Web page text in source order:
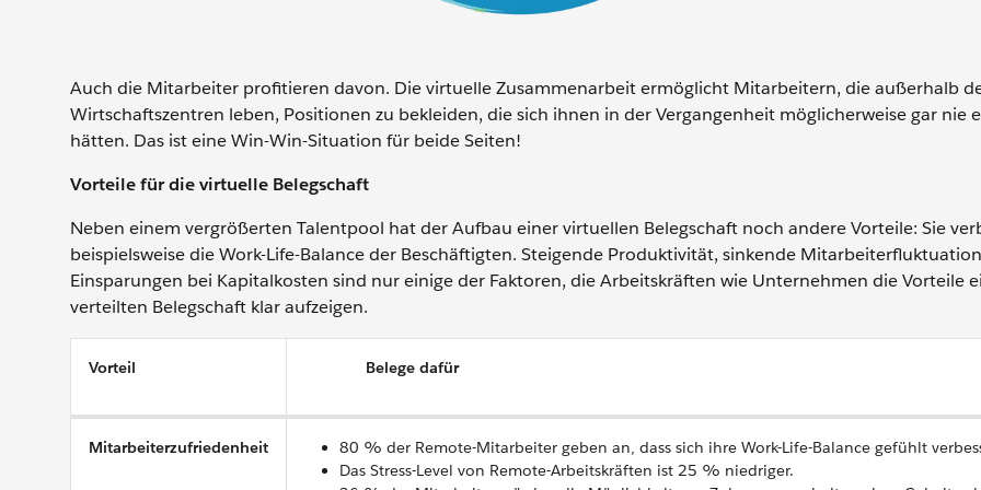
Auch die Mitarbeiter profitieren davon. Die virtuelle Zusammenarbeit ermöglicht Mitarbeitern, die außerhalb
Wirtschaftszentren leben, Positionen zu bekleiden, die sich ihnen in der Vergangenheit möglicherweise gar nie
hätten. Das ist eine Win-Win-Situation für beide Seiten!
Vorteile für die virtuelle Belegschaft
Neben einem vergrößerten Talentpool hat der Aufbau einer virtuellen Belegschaft noch andere Vorteile: Sie
beispielsweise die Work-Life-Balance der Beschäftigten. Steigende Produktivität, sinkende
Einsparungen bei Kapitalkosten sind nur einige der Faktoren, die Arbeitskräften wie Unternehmen die Vorteile
verteilten Belegschaft klar aufzeigen.
Vorteil Belege dafür
Mitarbeiterzufriedenheit
80 % der Remote-Mitarbeiter geben an, dass sich ihre Work-Life-Balance gefühlt
Das Stress-Level von Remote-Arbeitskräften ist 25 % niedriger.